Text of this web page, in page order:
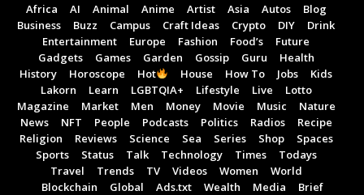
Africa AI Animal Anime Artist Asia Autos
Blog
Business
Buzz Campus Craft Ideas Crypto DIY
Drink
Entertainment
Europe Fashion Food’s
Future
Gadgets
Games Garden Gossip Guru
Health
History
Horoscope Hot House How To Jobs
Kids
Lakorn
Learn LGBTQIA+ Lifestyle Live
Lotto
Magazine
Market Men Money Movie Music
Nature
News
NFT People Podcasts Politics Radios
Recipe
Religion
Reviews Science Sea Series Shop
Spaces
Sports
Status Talk Technology Times
Todays
Travel
Trends TV Videos Women
World
Blockchain
Global Ads.txt Wealth Media Brief